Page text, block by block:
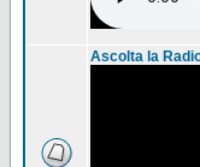
Ascolta la